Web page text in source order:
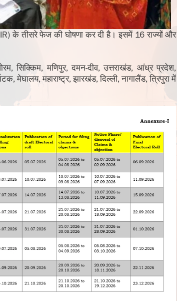
के तीसरे फेज की घोषणा कर दी है। इसमें 16 राज्यों और
सिक्किम, मणिपुर, दमन-दीव, उत्तराखंड, आंध्र प्रदेश,
मेघालय, महाराष्ट्र, झारखंड, दिल्ली, नागालैंड, त्रिपुरा में